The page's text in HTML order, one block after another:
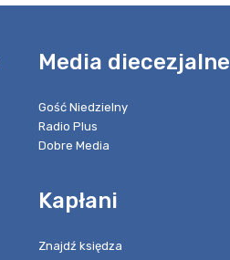
Media diecezjalne
Gość Niedzielny
Radio Plus
Dobre Media
Kapłani
Znajdź księdza